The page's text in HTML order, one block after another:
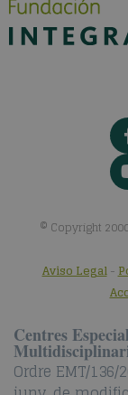
© Copyright
Aviso Legal-
Centres
Ordre EMT/136/